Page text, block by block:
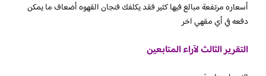
أسعاره مرتفعة مبالغ فيها كثير فقد يكلفك فنجان القهوه أضعاف ما يمكن
دفعه في أي مقهي اخر
التقرير الثالث لآراء المتابعين